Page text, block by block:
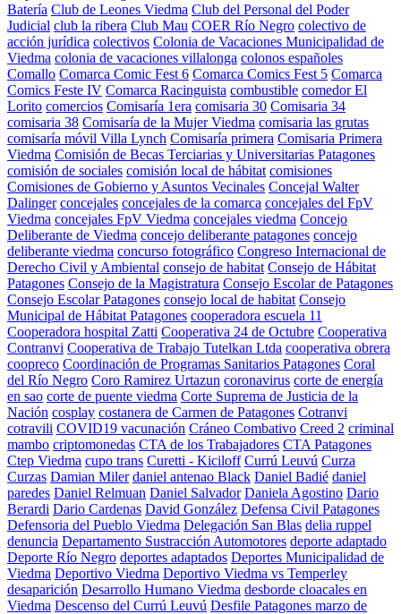
Batería Club de Leones Viedma Club del Personal del Poder
Judicial club la ribera Club Mau COER Río Negro colectivo de
acción jurídica colectivos Colonia de Vacaciones Municipalidad de
Viedma colonia de vacaciones villalonga colonos españoles
Comallo Comarca Comic Fest 6 Comarca Comics Fest 5 Comarca
Comics Feste IV Comarca Racinguista combustible comedor El
Lorito comercios Comisaría 1era comisaria 30 Comisaria 34
comisaria 38 Comisaría de la Mujer Viedma comisaria las grutas
comisaría móvil Villa Lynch Comisaría primera Comisaria Primera
Viedma Comisión de Becas Terciarias y Universitarias Patagones
comisión de sociales comisión local de hábitat comisiones
Comisiones de Gobierno y Asuntos Vecinales Concejal Walter
Dalinger concejales concejales de la comarca concejales del FpV
Viedma concejales FpV Viedma concejales viedma Concejo
Deliberante de Viedma concejo deliberante patagones concejo
deliberante viedma concurso fotográfico Congreso Internacional de
Derecho Civil y Ambiental consejo de habitat Consejo de Hábitat
Patagones Consejo de la Magistratura Consejo Escolar de Patagones
Consejo Escolar Patagones consejo local de habitat Consejo
Municipal de Hábitat Patagones cooperadora escuela 11
Cooperadora hospital Zatti Cooperativa 24 de Octubre Cooperativa
Contranvi Cooperativa de Trabajo Tutelkan Ltda cooperativa obrera
coopreco Coordinación de Programas Sanitarios Patagones Coral
del Río Negro Coro Ramirez Urtazun coronavirus corte de energía
en sao corte de puente viedma Corte Suprema de Justicia de la
Nación cosplay costanera de Carmen de Patagones Cotranvi
cotravili COVID19 vacunación Cráneo Combativo Creed 2 criminal
mambo criptomonedas CTA de los Trabajadores CTA Patagones
Ctep Viedma cupo trans Curetti - Kiciloff Currú Leuvú Curza
Curzas Damian Miler daniel antenao Black Daniel Badié daniel
paredes Daniel Relmuan Daniel Salvador Daniela Agostino Dario
Berardi Dario Cardenas David González Defensa Civil Patagones
Defensoria del Pueblo Viedma Delegación San Blas delia ruppel
denuncia Departamento Sustracción Automotores deporte adaptado
Deporte Río Negro deportes adaptados Deportes Municipalidad de
Viedma Deportivo Viedma Deportivo Viedma vs Temperley
desaparición Desarrollo Humano Viedma desborde cloacales en
Viedma Descenso del Currú Leuvú Desfile Patagones marzo de